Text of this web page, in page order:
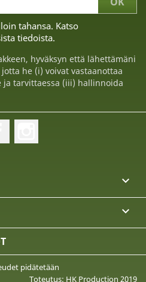
tahansa. Katso
tiedoista.
hyväksyn että lähettämäni
he (i) voivat vastaanottaa
tarvittaessa (iii) hallinnoida


pidätetään
Toteutus: HK Production 2019